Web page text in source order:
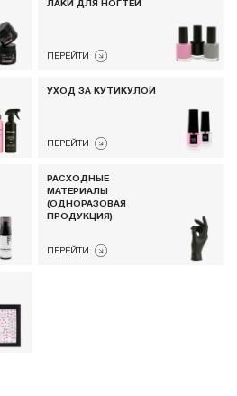
ЛАКИ ДЛЯ НОГТЕЙ
ПЕРЕЙТИ
УХОД ЗА КУТИКУЛОЙ
ПЕРЕЙТИ
РАСХОДНЫЕ
МАТЕРИАЛЫ
(ОДНОРАЗОВАЯ
ПРОДУКЦИЯ)
ПЕРЕЙТИ